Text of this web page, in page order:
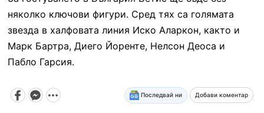
няколко ключови фигури. Сред тях са голямата
звезда в халфовата линия Иско Аларкон, както и
Марк Бартра, Диего Йоренте, Нелсон Деоса и
Пабло Гарсия.
Последвай ни Добави коментар